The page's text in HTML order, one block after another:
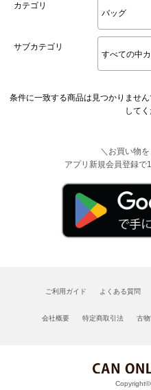
カテゴリ
サブカテゴリ
条件に一致する商品は見つかりませ
してく
＼お買い物
アプリ新規会員登録で
ご利用ガイド よくある質問
会社概要 特定商取引法 古